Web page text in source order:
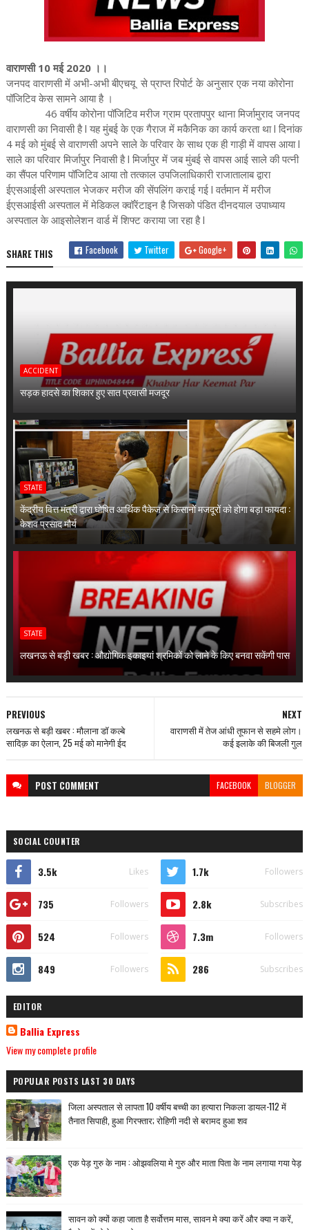
वाराणसी 10 मई 2020 ।।
जनपद वाराणसी में अभी-अभी बीएचयू से प्राप्त रिपोर्ट के अनुसार एक नया कोरोना
पॉजिटिव केस सामने आया है ।
46 वर्षीय कोरोना पॉजिटिव मरीज ग्राम प्रतापपुर थाना मिर्जामुराद जनपद
वाराणसी का निवासी है l यह मुंबई के एक गैराज में मकैनिक का कार्य करता था l दिनांक
4 मई को मुंबई से वाराणसी अपने साले के परिवार के साथ एक ही गाड़ी में वापस आया l
साले का परिवार मिर्जापुर निवासी है l मिर्जापुर में जब मुंबई से वापस आई साले की पत्नी
का सैंपल परिणाम पॉजिटिव आया तो तत्काल उपजिलाधिकारी राजातालाब द्वारा
ईएसआईसी अस्पताल भेजकर मरीज की सेंपलिंग कराई गई l वर्तमान में मरीज
ईएसआईसी अस्पताल में मेडिकल क्वॉरेंटाइन है जिसको पंडित दीनदयाल उपाध्याय
अस्पताल के आइसोलेशन वार्ड में शिफ्ट कराया जा रहा है l
SHARE THIS Facebook Twitter Google+
ACCIDENT
सड़क हादसे का शिकार हुए सात प्रवासी मजदूर
STATE
केंद्रीय वित्त मंत्री द्वारा घोषित आर्थिक पैकेज से किसानों मजदूरों को होगा बड़ा फायदा :
केशव प्रसाद मौर्य
STATE
लखनऊ से बड़ी खबर : औद्योगिक इकाइयां श्रमिकों को लाने के किए बनवा सकेंगी पास
NEXT
वाराणसी में तेज आंधी तूफान से सहमे लोग।
कई इलाके की बिजली गुल
PREVIOUS
लखनऊ से बड़ी खबर : मौलाना डॉ कल्बे
सादिक़ का ऐलान, 25 मई को मानेगी ईद
POST COMMENT FACEBOOK BLOGGER
SOCIAL COUNTER
3.5k Likes 1.7k Followers
735 Followers 2.8k Subscribes
524 Followers 7.3m Followers
849 Followers 286 Subscribes
EDITOR
Ballia Express
View my complete profile
POPULAR POSTS LAST 30 DAYS
जिला अस्पताल से लापता 10 वर्षीय बच्ची का हत्यारा निकला डायल-112 में
तैनात सिपाही, हुआ गिरफ्तार; रोहिणी नदी से बरामद हुआ शव
एक पेड़ गुरु के नाम : ओझवलिया मे गुरु और माता पिता के नाम लगाया गया पेड़
सावन को क्यों कहा जाता है सर्वोत्तम मास, सावन मे क्या करें और क्या न करें,